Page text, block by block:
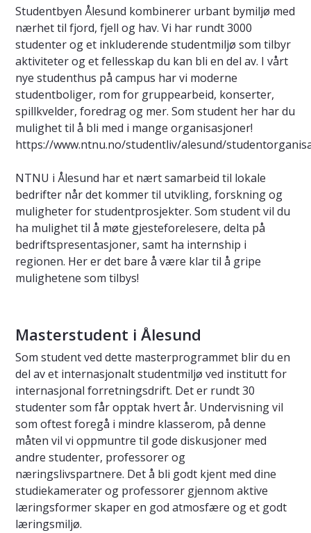
Studentbyen Ålesund kombinerer urbant bymiljø med
nærhet til fjord, fjell og hav. Vi har rundt 3000
studenter og et inkluderende studentmiljø som tilbyr
aktiviteter og et fellesskap du kan bli en del av. I vårt
nye studenthus på campus har vi moderne
studentboliger, rom for gruppearbeid, konserter,
spillkvelder, foredrag og mer. Som student her har du
mulighet til å bli med i mange organisasjoner!
https://www.ntnu.no/studentliv/alesund/
NTNU i Ålesund har et nært samarbeid til lokale
bedrifter når det kommer til utvikling, forskning og
muligheter for studentprosjekter. Som student vil du
ha mulighet til å møte gjesteforelesere, delta på
bedriftspresentasjoner, samt ha internship i
regionen. Her er det bare å være klar til å gripe
mulighetene som tilbys!
Masterstudent i Ålesund
Som student ved dette masterprogrammet blir du en
del av et internasjonalt studentmiljø ved institutt for
internasjonal forretningsdrift. Det er rundt 30
studenter som får opptak hvert år. Undervisning vil
som oftest foregå i mindre klasserom, på denne
måten vil vi oppmuntre til gode diskusjoner med
andre studenter, professorer og
næringslivspartnere. Det å bli godt kjent med dine
studiekamerater og professorer gjennom aktive
læringsformer skaper en god atmosfære og et godt
læringsmiljø.